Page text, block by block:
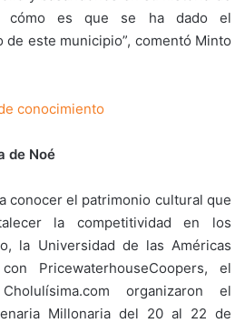
cómo es que se ha dado el
este municipio”, comentó Minto
conocimiento
de Noé
conocer el patrimonio cultural que
la competitividad en los
la Universidad de las Américas
PricewaterhouseCoopers, el
organizaron el
Millonaria del 20 al 22 de